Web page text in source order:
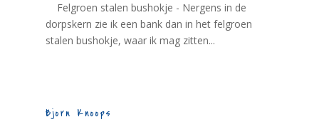
Felgroen stalen bushokje - Nergens in de
dorpskern zie ik een bank dan in het felgroen
stalen bushokje, waar ik mag zitten...
Bjorn Knoops